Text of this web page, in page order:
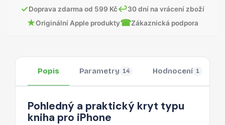
✓Doprava zdarma od 599 Kč↩30 dní na vrácení zboží
★Originální Apple produkty☎Zákaznická podpora
Popis Parametry 14 Hodnocení 1
Pohledný a praktický kryt typu
kniha pro iPhone